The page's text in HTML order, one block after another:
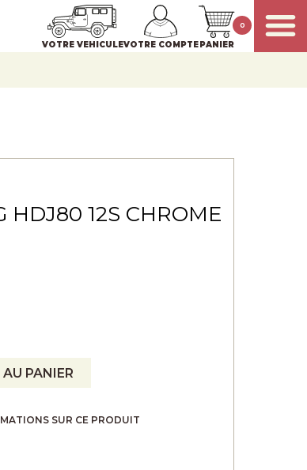
VOTRE VEHICULEVOTRE COMPTEPANIER
0
HDJ80 12S CHROME
PANIER
SUR CE PRODUIT